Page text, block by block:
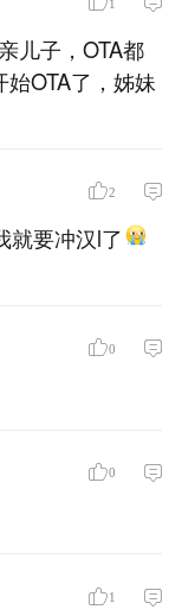
儿子，OTA都
OTA了，姊妹
2
就要冲汉l了
0
0
1